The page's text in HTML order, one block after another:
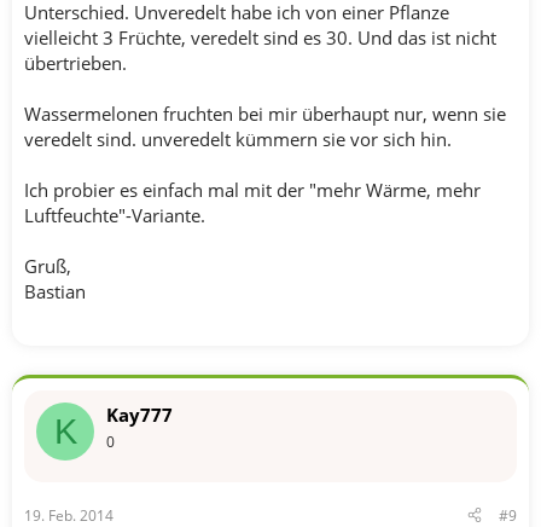
Unterschied. Unveredelt habe ich von einer Pflanze
vielleicht 3 Früchte, veredelt sind es 30. Und das ist nicht
übertrieben.
Wassermelonen fruchten bei mir überhaupt nur, wenn sie
veredelt sind. unveredelt kümmern sie vor sich hin.
Ich probier es einfach mal mit der "mehr Wärme, mehr
Luftfeuchte"-Variante.
Gruß,
Bastian
K Kay777
0
19. Feb. 2014 #9